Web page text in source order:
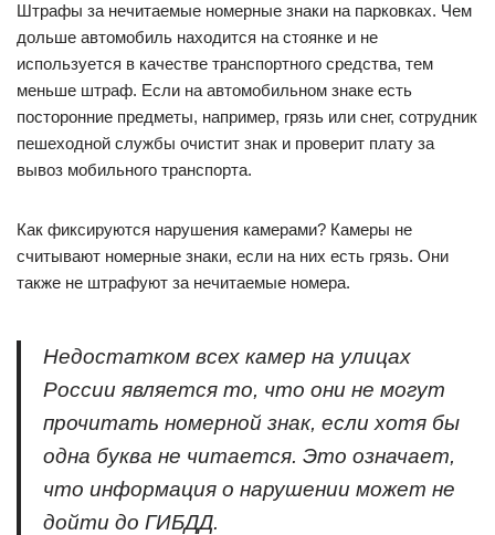
Штрафы за нечитаемые номерные знаки на парковках. Чем
дольше автомобиль находится на стоянке и не
используется в качестве транспортного средства, тем
меньше штраф. Если на автомобильном знаке есть
посторонние предметы, например, грязь или снег, сотрудник
пешеходной службы очистит знак и проверит плату за
вывоз мобильного транспорта.
Как фиксируются нарушения камерами? Камеры не
считывают номерные знаки, если на них есть грязь. Они
также не штрафуют за нечитаемые номера.
Недостатком всех камер на улицах
России является то, что они не могут
прочитать номерной знак, если хотя бы
одна буква не читается. Это означает,
что информация о нарушении может не
дойти до ГИБДД.